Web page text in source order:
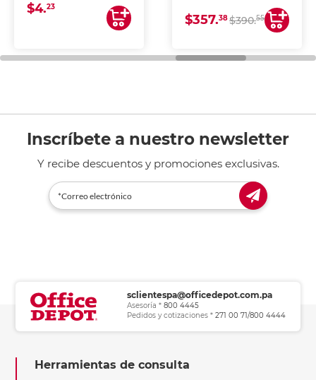
uniforme, ideal para
impresoras de inyección
de tinta y láser,
general de oficina.
$4.23
COPIA Y ESCANEA)
$357.38$390.55
Inscríbete a nuestro newsletter
Y recibe descuentos y promociones exclusivas.
sclientespa@officedepot.com.pa
Asesoría * 800 4445
Pedidos y cotizaciones * 271 00 71/800 4444
Herramientas de consulta